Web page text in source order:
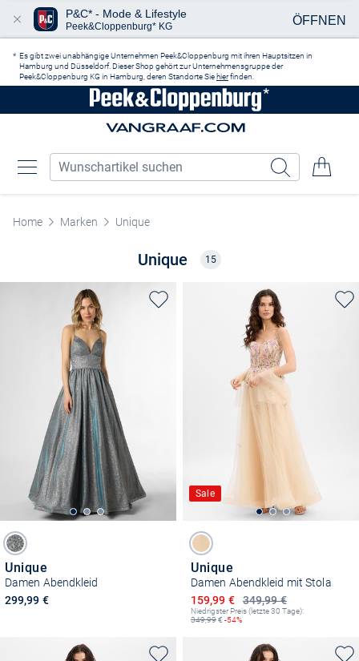
Es gibt zwei unabhängige Unternehmen Peek&Cloppenburg mit ihren Hauptsitzen in
Hamburg und Düsseldorf. Dieser Shop gehört zur Unternehmensgruppe der
Peek&Cloppenburg KG in Hamburg, deren Standorte Sie hierfinden.
Home Marken Unique
Unique 15
Unique
Damen Abendkleid
299,99 €
Sale
Unique
Damen Abendkleid mit Stola
349,99 €
Ermäßigter Preis
159,99 €
Niedrigster Preis (letzte 30 Tage):
349,99€ -54%
P&C* - Mode & Lifestyle
Peek&Cloppenburg* KG ÖFFNEN